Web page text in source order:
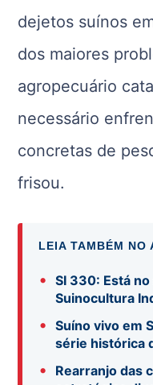
dejetos suínos
dos maiores
agropecuário
necessário
concretas de
frisou.
LEIA TAMBÉM NO
•
SI 330: Está
Suinocultura
•
Suíno vivo em
série histórica
•
Rearranjo das